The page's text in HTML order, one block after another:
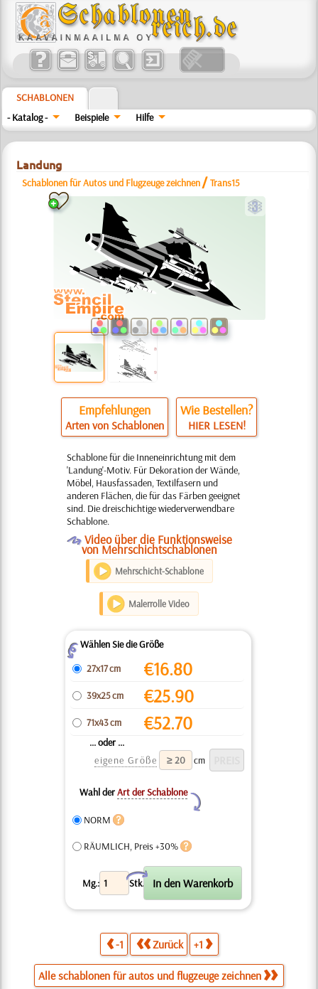
SCHABLONEN
- Katalog -
Beispiele Hilfe
Landung
Schablonen für Autos und Flugzeuge zeichnen /Trans15
c
Empfehlungen
Arten von Schablonen
Wie Bestellen?
HIER LESEN!
Schablone für die Inneneinrichtung mit dem
'Landung'-Motiv. Für Dekoration der Wände,
Möbel, Hausfassaden, Textilfasern und
anderen Flächen, die für das Färben geeignet
sind. Die dreischichtige wiederverwendbare
Schablone.
O Video über die Funktionsweise
von Mehrschichtschablonen
Mehrschicht-Schablone
Malerrolle Video
ZWählen Sie die Größe
27x17 cm
€16.80
39x25 cm €25.90
71x43 cm €52.70
... oder ...
eigene Größe
cm
Wahl derArt der Schablone
Y
NORM
RÄUMLICH, Preis +30%
Mg.: Stk.
X
-1 Zurück +1
Alle schablonen für autos und flugzeuge zeichnen